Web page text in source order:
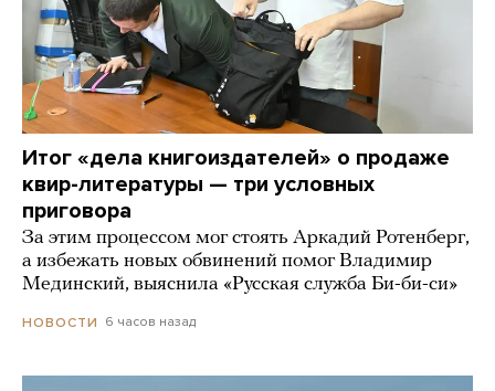
Итог «дела книгоиздателей» о продаже
квир-литературы — три условных
приговора
За этим процессом мог стоять Аркадий Ротенберг,
а избежать новых обвинений помог Владимир
Мединский, выяснила «Русская служба Би-би-си»
НОВОСТИ 6 часов назад